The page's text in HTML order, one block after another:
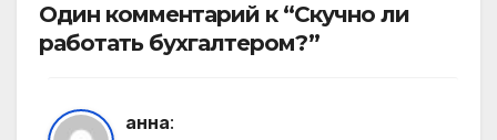
Один комментарий к “Скучно ли
работать бухгалтером?”
анна: